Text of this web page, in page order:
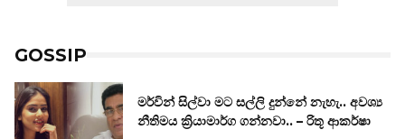
GOSSIP
මර්වින් සිල්වා මට සල්ලි දුන්නේ නැහැ.. අවශ්‍ය
නීතිමය ක්‍රියාමාර්ග ගන්නවා.. – රිතූ ආකර්ෂා